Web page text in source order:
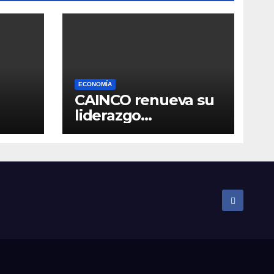
en
ECONOMÍA
CAINCO renueva su
liderazgo
institucional y
Antelo para una